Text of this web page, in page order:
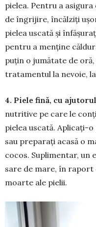
pielea. Pentru a
de îngrijire, încălziți
pielea uscată și
pentru a menține
puțin o jumătate de
tratamentul la nevoie,
4. Piele fină, cu
nutritive pe care le
pielea uscată. Aplicați-
sau preparați acasă o
cocos. Suplimentar, un
sare de mare, în raport
moarte ale pielii.